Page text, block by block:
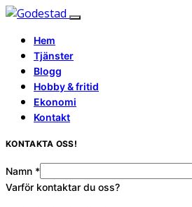
Hem
Tjänster
Blogg
Hobby & fritid
Ekonomi
Kontakt
KONTAKTA OSS!
Namn *
Varför kontaktar du oss?